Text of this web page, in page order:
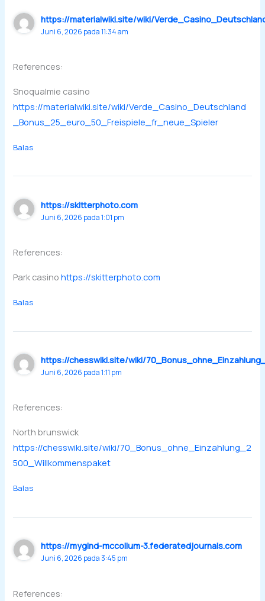
https://materialwiki.site/wiki/
Juni 6, 2026 pada 11:34 am
References:
Snoqualmie casino
https://materialwiki.site/wiki/Verde_Casino_Deutschland
_Bonus_25_euro_50_Freispiele_fr_neue_Spieler
Balas
https://skitterphoto.com
Juni 6, 2026 pada 1:01 pm
References:
Park casinohttps://skitterphoto.com
Balas
https://chesswiki.site/wiki/
Juni 6, 2026 pada 1:11 pm
References:
North brunswick
https://chesswiki.site/wiki/70_Bonus_ohne_Einzahlung_2
500_Willkommenspaket
Balas
https://mygind-mccollum-3.federatedjournals.com
Juni 6, 2026 pada 3:45 pm
References: